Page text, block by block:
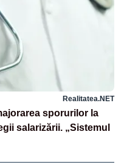
Realitatea.NET
sporurilor la
salarizării. „Sistemul